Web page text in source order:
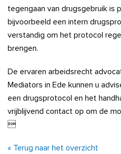
tegengaan van drugsgebruik is
bijvoorbeeld een intern
verstandig om het protocol
brengen.
De ervaren arbeidsrecht
Mediators in Ede kunnen u
een drugsprotocol en het
vrijblijvend contact op om de

« Terug naar het overzicht